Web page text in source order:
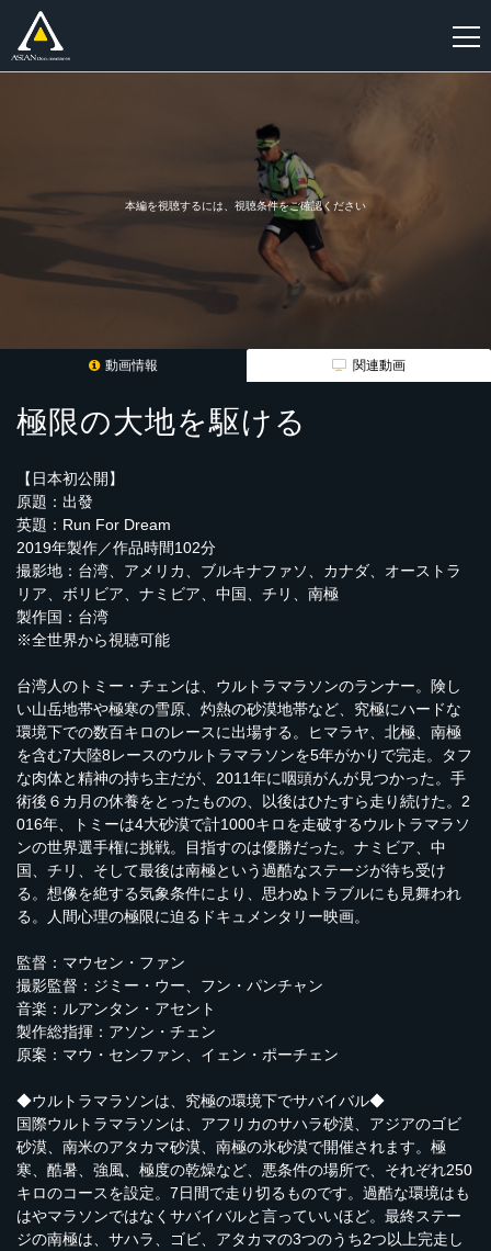
本編を視聴するには、視聴条件をご確認ください
動画情報 関連動画
極限の大地を駆ける
【日本初公開】
原題：出發
英題：Run For Dream
2019年製作／作品時間102分
撮影地：台湾、アメリカ、ブルキナファソ、カナダ、オーストラ
リア、ボリビア、ナミビア、中国、チリ、南極
製作国：台湾
※全世界から視聴可能
台湾人のトミー・チェンは、ウルトラマラソンのランナー。険し
い山岳地帯や極寒の雪原、灼熱の砂漠地帯など、究極にハードな
環境下での数百キロのレースに出場する。ヒマラヤ、北極、南極
を含む7大陸8レースのウルトラマラソンを5年がかりで完走。タフ
な肉体と精神の持ち主だが、2011年に咽頭がんが見つかった。手
術後６カ月の休養をとったものの、以後はひたすら走り続けた。2
016年、トミーは4大砂漠で計1000キロを走破するウルトラマラソ
ンの世界選手権に挑戦。目指すのは優勝だった。ナミビア、中
国、チリ、そして最後は南極という過酷なステージが待ち受け
る。想像を絶する気象条件により、思わぬトラブルにも見舞われ
る。人間心理の極限に迫るドキュメンタリー映画。
監督：マウセン・ファン
撮影監督：ジミー・ウー、フン・パンチャン
音楽：ルアンタン・アセント
製作総指揮：アソン・チェン
原案：マウ・センファン、イェン・ポーチェン
◆ウルトラマラソンは、究極の環境下でサバイバル◆
国際ウルトラマラソンは、アフリカのサハラ砂漠、アジアのゴビ
砂漠、南米のアタカマ砂漠、南極の氷砂漠で開催されます。極
寒、酷暑、強風、極度の乾燥など、悪条件の場所で、それぞれ250
キロのコースを設定。7日間で走り切るものです。過酷な環境はも
はやマラソンではなくサバイバルと言っていいほど。最終ステー
ジの南極は、サハラ、ゴビ、アタカマの3つのうち2つ以上完走し